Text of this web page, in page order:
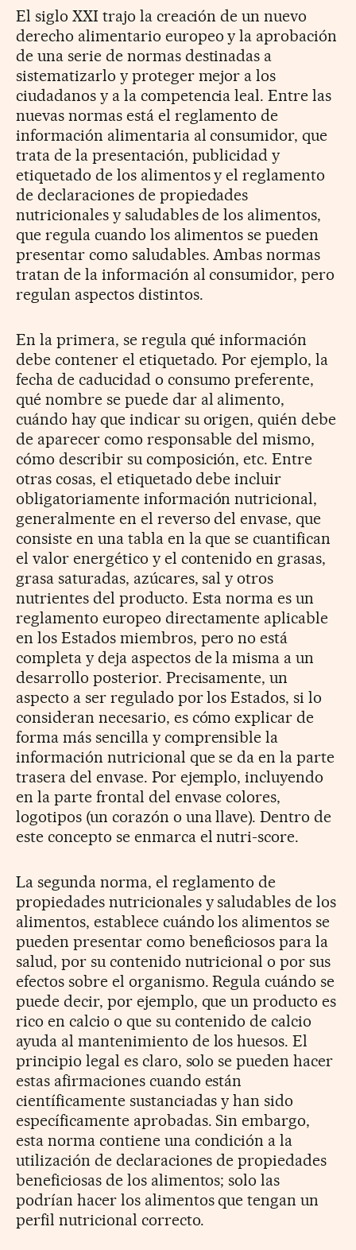
El siglo XXI trajo la creación de un nuevo
derecho alimentario europeo y la aprobación
de una serie de normas destinadas a
sistematizarlo y proteger mejor a los
ciudadanos y a la competencia leal. Entre las
nuevas normas está el reglamento de
información alimentaria al consumidor, que
trata de la presentación, publicidad y
etiquetado de los alimentos y el reglamento
de declaraciones de propiedades
nutricionales y saludables de los alimentos,
que regula cuando los alimentos se pueden
presentar como saludables. Ambas normas
tratan de la información al consumidor, pero
regulan aspectos distintos.
En la primera, se regula qué información
debe contener el etiquetado. Por ejemplo, la
fecha de caducidad o consumo preferente,
qué nombre se puede dar al alimento,
cuándo hay que indicar su origen, quién debe
de aparecer como responsable del mismo,
cómo describir su composición, etc. Entre
otras cosas, el etiquetado debe incluir
obligatoriamente información nutricional,
generalmente en el reverso del envase, que
consiste en una tabla en la que se cuantifican
el valor energético y el contenido en grasas,
grasa saturadas, azúcares, sal y otros
nutrientes del producto. Esta norma es un
reglamento europeo directamente aplicable
en los Estados miembros, pero no está
completa y deja aspectos de la misma a un
desarrollo posterior. Precisamente, un
aspecto a ser regulado por los Estados, si lo
consideran necesario, es cómo explicar de
forma más sencilla y comprensible la
información nutricional que se da en la parte
trasera del envase. Por ejemplo, incluyendo
en la parte frontal del envase colores,
logotipos (un corazón o una llave). Dentro de
este concepto se enmarca el nutri-score.
La segunda norma, el reglamento de
propiedades nutricionales y saludables de los
alimentos, establece cuándo los alimentos se
pueden presentar como beneficiosos para la
salud, por su contenido nutricional o por sus
efectos sobre el organismo. Regula cuándo se
puede decir, por ejemplo, que un producto es
rico en calcio o que su contenido de calcio
ayuda al mantenimiento de los huesos. El
principio legal es claro, solo se pueden hacer
estas afirmaciones cuando están
científicamente sustanciadas y han sido
específicamente aprobadas. Sin embargo,
esta norma contiene una condición a la
utilización de declaraciones de propiedades
beneficiosas de los alimentos; solo las
podrían hacer los alimentos que tengan un
perfil nutricional correcto.